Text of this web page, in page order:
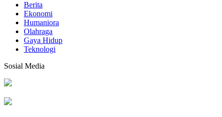
Berita
Ekonomi
Humaniora
Olahraga
Gaya Hidup
Teknologi
Sosial Media